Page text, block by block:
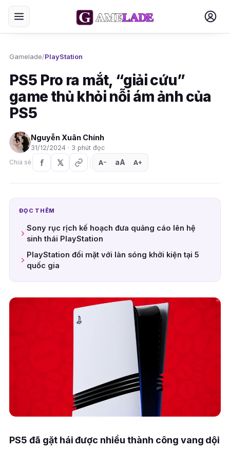
Gamelade/PlayStation
PS5 Pro ra mắt, “giải cứu”
game thủ khỏi nỗi ám ảnh của
PS5
Nguyễn Xuân Chính
31/12/2024 · 3 phút đọc
Chia sẻ
A− aA A+
ĐỌC THÊM
Sony rục rịch kế hoạch đưa quảng cáo lên hệ
sinh thái PlayStation
PlayStation đối mặt với làn sóng khởi kiện tại 5
quốc gia
PS5 đã gặt hái được nhiều thành công vang dội